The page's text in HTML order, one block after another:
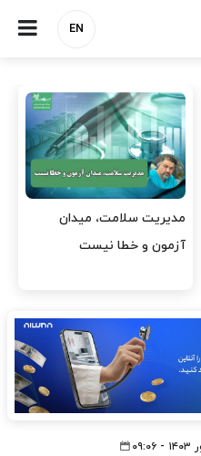
EN
وقت وزیر بهداشت
افتتاح پروژه‌ها شود؟